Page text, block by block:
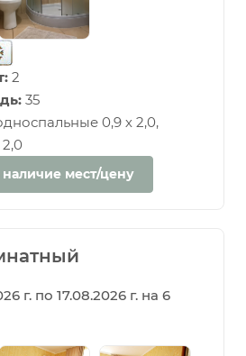
2
35
0,9 х 2,0,
наличие мест/цену
г. по 17.08.2026 г. на 6